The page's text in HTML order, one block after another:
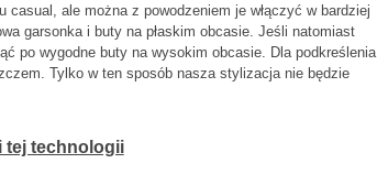
ale można z powodzeniem je włączyć w bardziej
garsonka i buty na płaskim obcasie. Jeśli natomiast
po wygodne buty na wysokim obcasie. Dla podkreślenia
Tylko w ten sposób nasza stylizacja nie będzie
tej technologii